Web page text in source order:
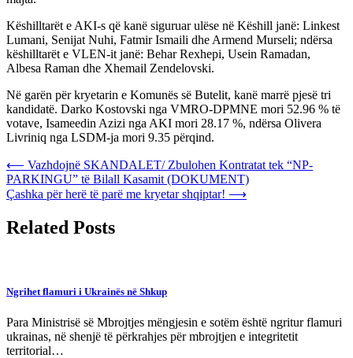
Këshilltarët e AKI-s që kanë siguruar ulëse në Këshill janë: Linkest
Lumani, Senijat Nuhi, Fatmir Ismaili dhe Armend Murseli; ndërsa
këshilltarët e VLEN-it janë: Behar Rexhepi, Usein Ramadan,
Albesa Raman dhe Xhemail Zendelovski.
Në garën për kryetarin e Komunës së Butelit, kanë marrë pjesë tri
kandidatë. Darko Kostovski nga VMRO-DPMNE mori 52.96 % të
votave, Isameedin Azizi nga AKI mori 28.17 %, ndërsa Olivera
Livriniq nga LSDM-ja mori 9.35 përqind.
Post
navigation
⟵ Vazhdojnë SKANDALET/ Zbulohen Kontratat tek “NP-
PARKINGU” të Bilall Kasamit (DOKUMENT)
Çashka për herë të parë me kryetar shqiptar! ⟶
Related Posts
Ngrihet flamuri i Ukrainës në Shkup
Para Ministrisë së Mbrojtjes mëngjesin e sotëm është ngritur flamuri
ukrainas, në shenjë të përkrahjes për mbrojtjen e integritetit
territorial…